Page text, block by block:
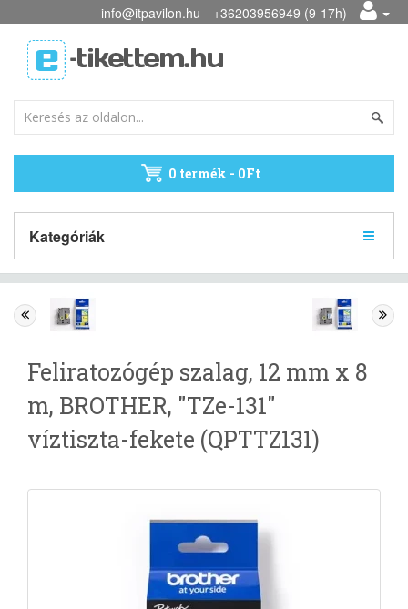
info@itpavilon.hu +36203956949 (9-17h)
0 termék - 0Ft
Kategóriák
Feliratozógép szalag, 12 mm x 8
m, BROTHER, "TZe-131"
víztiszta-fekete (QPTTZ131)